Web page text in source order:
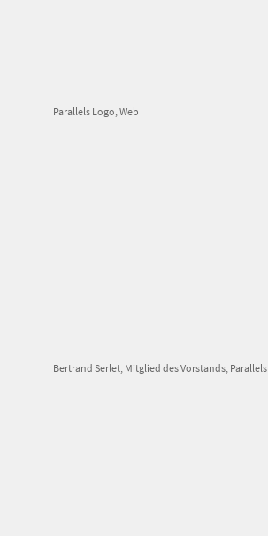
Parallels Logo, Web
Bertrand Serlet, Mitglied des Vorstands, Parallels